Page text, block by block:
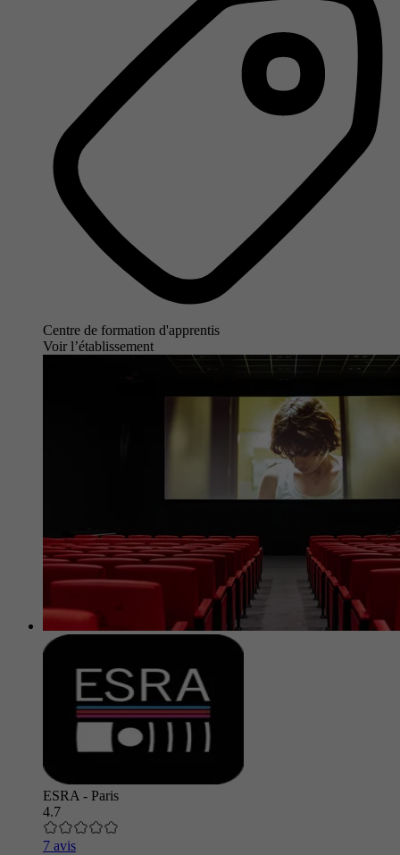
Centre de formation d'apprentis
Voir l’établissement
ESRA - Paris
4.7
7 avis